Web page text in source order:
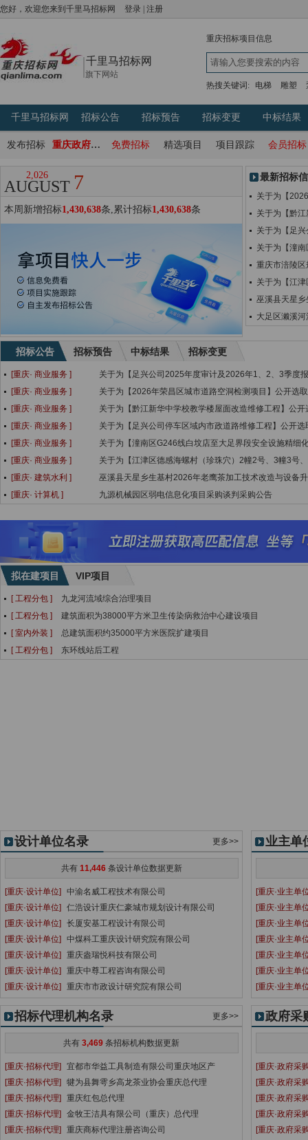
您好，欢迎您来到千里马招标网 登录 注册
千里马招标网
旗下网站
重庆招标项目信息
热搜关键词: 电梯 雕塑
千里马招标网 招标公告 招标预告 招标变更 中标结果
发布招标 重庆政府采购网 免费招标 精选项目 项目跟踪 会员招标
2,026
AUGUST 7
本周新增招标1,430,638条,累计招标1,430,638条
最新招标
关于为【
关于为【黔
关于为【足
关于为【潼
重庆市涪陵
关于为【江
巫溪县天星
大足区濑溪
招标公告 招标预告 中标结果 招标变更
[重庆· 商业服务 ]
关于为【足兴公司2025年度审计及2026年1、2、3季度报
[重庆· 商业服务 ]
关于为【2026年荣昌区城市道路空洞检测项目】公开选
[重庆· 商业服务 ]
关于为【黔江新华中学校教学楼屋面改造维修工程】公开
[重庆· 商业服务 ]
关于为【足兴公司停车区域内市政道路维修工程】公开选
[重庆· 商业服务 ]
关于为【潼南区G246线白坟店至大足界段安全设施精细
[重庆· 商业服务 ]
关于为【江津区德感海螺村（珍珠穴）2幢2号、3幢3号
[重庆· 建筑水利 ]
巫溪县天星乡生基村2026年老鹰茶加工技术改造与设备
[重庆· 计算机 ] 九源机械园区弱电信息化项目采购谈判采购公告
拟在建项目 VIP项目
[ 工程分包 ]
九龙河流域综合治理项目
[ 工程分包 ]
建筑面积为38000平方米卫生传染病救治中心建设项目
[ 室内外装 ]
总建筑面积约35000平方米医院扩建项目
[ 工程分包 ]
东环线站后工程
设计单位名录 更多>>
共有 11,446 条设计单位数据更新
[重庆·设计单位]
中渝名威工程技术有限公司
[重庆·设计单位]
仁浩设计重庆仁豪城市规划设计有限公司
[重庆·设计单位]
长厦安基工程设计有限公司
[重庆·设计单位]
中煤科工重庆设计研究院有限公司
[重庆·设计单位]
重庆盎瑞悦科技有限公司
[重庆·设计单位]
重庆中尊工程咨询有限公司
[重庆·设计单位]
重庆市市政设计研究院有限公司
业主单
[重庆·业主单
[重庆·业主单
[重庆·业主单
[重庆·业主单
[重庆·业主单
[重庆·业主单
[重庆·业主单
招标代理机构名录 更多>>
共有 3,469 条招标机构数据更新
[重庆·招标代理]
宜都市华益工具制造有限公司重庆地区产
[重庆·招标代理]
犍为县舞雩乡高龙茶业协会重庆总代理
[重庆·招标代理]
重庆红包总代理
[重庆·招标代理]
金牧王洁具有限公司（重庆）总代理
[重庆·招标代理]
重庆商标代理注册咨询公司
政府采
[重庆·政府采
[重庆·政府采
[重庆·政府采
[重庆·政府采
[重庆·政府采